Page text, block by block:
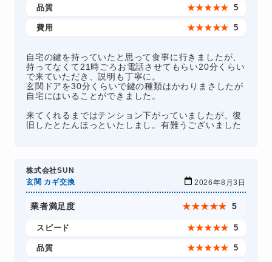
品質 ★★★★★ 5
費用 ★★★★★ 5
自宅の鍵を持っていたと思って食事に行きましたが、
持ってなくて21時ごろお電話させてもらい20分くらい
で来ていただき、説明も丁寧に。
玄関ドアを30分くらいで鍵の種類はかわりまさしたが
自宅にはいることができました。
来てくれるまではテンション下がっていましたが、復
旧したとたんほっといたしまし。有難うございました
株式会社SUN
玄関 カギ交換
2026年8月3日
業者満足度 ★★★★★ 5
スピード ★★★★★ 5
品質 ★★★★★ 5